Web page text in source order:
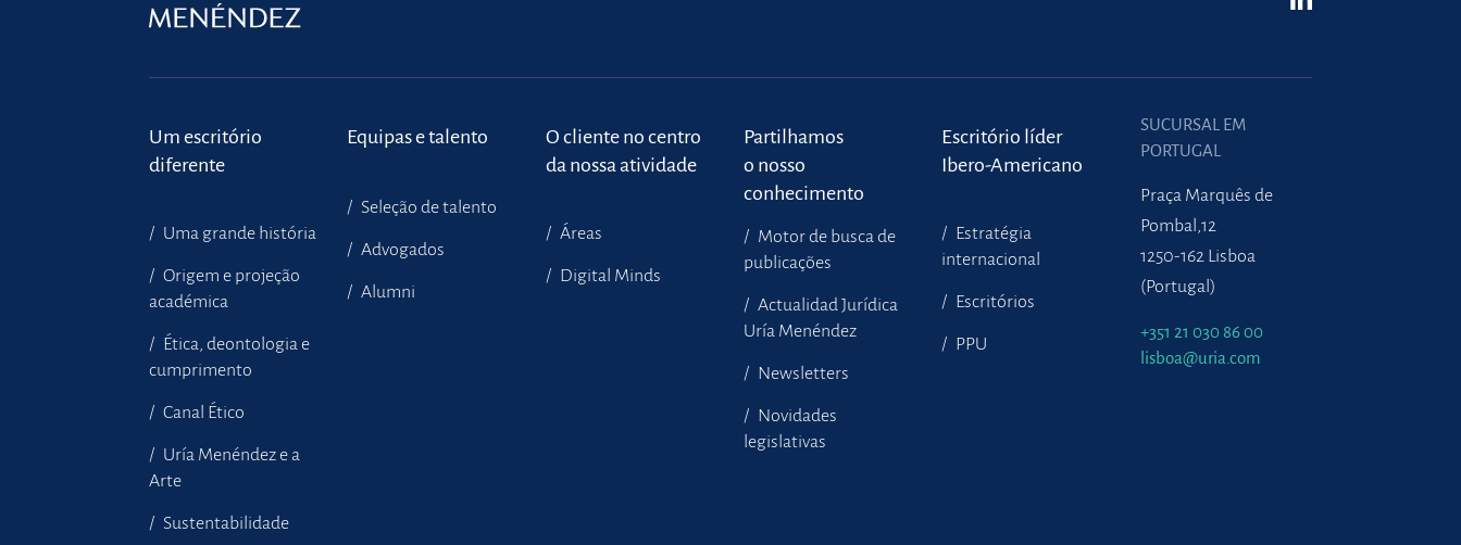
Um escritório
diferente
Uma grande história
Origem e projeção
académica
Ética, deontologia e
cumprimento
Canal Ético
Uría Menéndez e a
Arte
Sustentabilidade
Equipas e talento
Seleção de talento
Advogados
Alumni
O cliente no centro
da nossa atividade
Áreas
Digital Minds
Partilhamos
o nosso
conhecimento
Motor de busca de
publicações
Actualidad Jurídica
Uría Menéndez
Newsletters
Novidades
legislativas
Escritório líder
Ibero-Americano
Estratégia
internacional
Escritórios
PPU
SUCURSAL EM
PORTUGAL
Praça Marquês de
Pombal,12
1250-162 Lisboa
(Portugal)
+351 21 030 86 00
lisboa@uria.com